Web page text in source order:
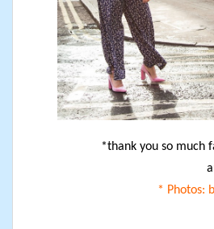
*thank you so much
* Photos: